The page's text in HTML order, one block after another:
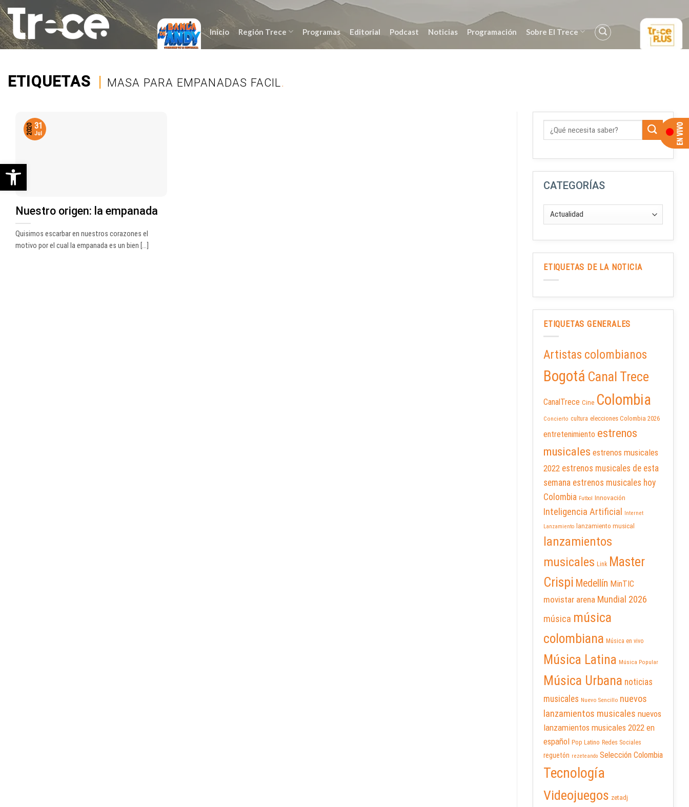
Saltar
al
contenido
Inicio Región Trece Programas Editorial Podcast Noticias Programación Sobre El Trece
ETIQUETAS | MASA PARA EMPANADAS FACIL.
Nuestro origen: la empanada
Quisimos escarbar en nuestros corazones el
motivo por el cual la empanada es un bien [...]
31
Jul
2020
CATEGORÍAS
ETIQUETAS DE LA NOTICIA
ETIQUETAS GENERALES
Artistas colombianos
Bogotá Canal Trece
CanalTrece Cine Colombia
Concierto cultura elecciones Colombia 2026
entretenimiento estrenos
musicales estrenos musicales
2022 estrenos musicales de esta
semana estrenos musicales hoy
Colombia Futbol Innovación
Inteligencia Artificial
Internet
Lanzamiento
lanzamiento musical
lanzamientos
musicales Link Master
Crispi Medellín MinTIC
movistar arena Mundial 2026
música música
colombiana Música en vivo
Música Latina Música Popular
Música Urbana noticias
musicales Nuevo Sencillo nuevos
lanzamientos musicales nuevos
lanzamientos musicales 2022 en
español Pop Latino Redes Sociales
reguetón rezeteando Selección Colombia
Tecnología
Videojuegos zetadj
Abrir barra de herramientas